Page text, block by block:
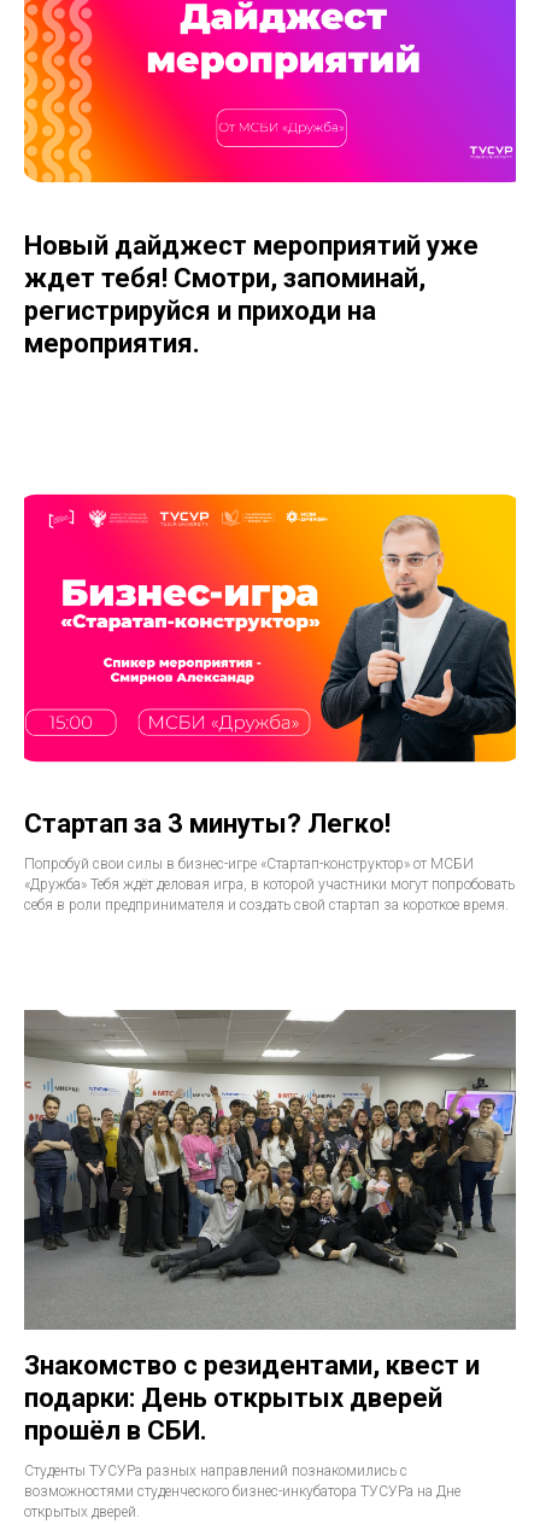
Новый дайджест мероприятий уже
ждет тебя! Смотри, запоминай,
регистрируйся и приходи на
мероприятия.
Стартап за 3 минуты? Легко!
Попробуй свои силы в бизнес-игре «Стартап-конструктор» от МСБИ
«Дружба» Тебя ждëт деловая игра, в которой участники могут попробовать
себя в роли предпринимателя и создать свой стартап за короткое время.
Знакомство с резидентами, квест и
подарки: День открытых дверей
прошёл в СБИ.
Студенты ТУСУРа разных направлений познакомились с
возможностями студенческого бизнес-инкубатора ТУСУРа на Дне
открытых дверей.